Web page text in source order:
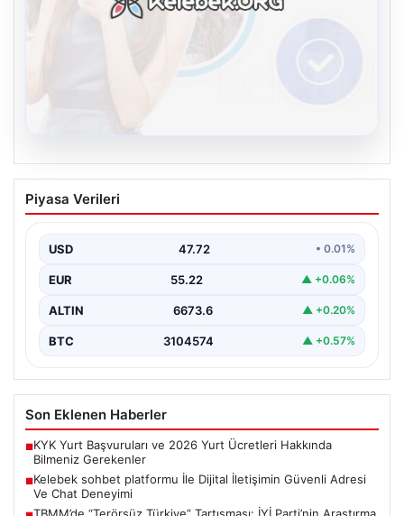
Kelebek sohbet platformu İle Dijital
İletişimin Güvenli Adresi Ve Chat
İnternet çağında insanların güvenli bir biçimde bağlantı
Piyasa Verileri
USD 47.72 • 0.01%
EUR 55.22 ▲ +0.06%
ALTIN 6673.6 ▲ +0.20%
BTC 3104574 ▲ +0.57%
Son Eklenen Haberler
■KYK Yurt Başvuruları ve 2026 Yurt Ücretleri Hakkında
Bilmeniz Gerekenler
■Kelebek sohbet platformu İle Dijital İletişimin Güvenli Adresi
Ve Chat Deneyimi
TBMM’de “Terörsüz Türkiye” Tartışması: İYİ Parti’nin Araştırma